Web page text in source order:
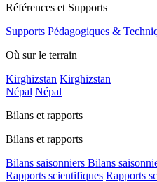
Références et Supports
Supports Pédagogiques &
Où sur le terrain
Kirghizstan Kirghizstan
Népal Népal
Bilans et rapports
Bilans et rapports
Bilans saisonniers Bilans
Rapports scientifiques Rapports